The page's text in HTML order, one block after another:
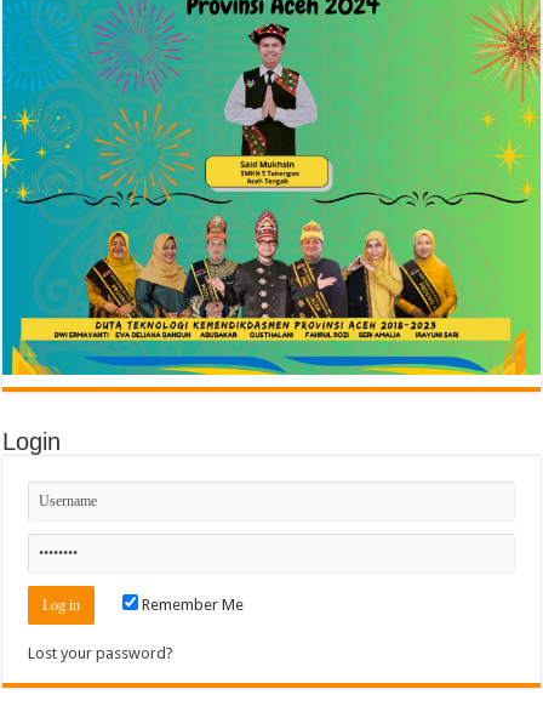
Login
Remember Me
Lost your password?